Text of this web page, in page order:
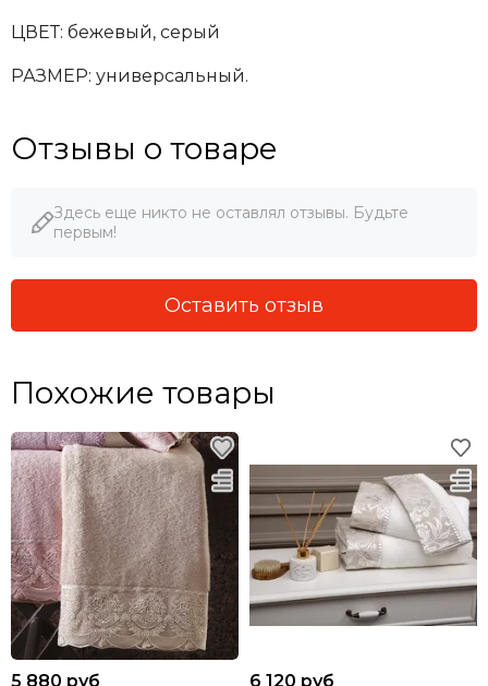
ЦВЕТ: бежевый, серый
РАЗМЕР: универсальный.
Отзывы о товаре
Здесь еще никто не оставлял отзывы. Будьте
первым!
Оставить отзыв
Похожие товары
5 880 руб 6 120 руб